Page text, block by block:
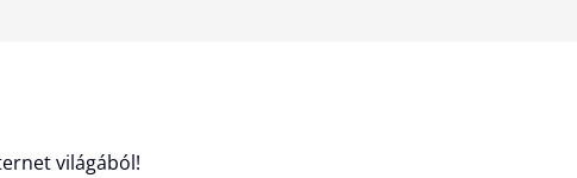
világából!